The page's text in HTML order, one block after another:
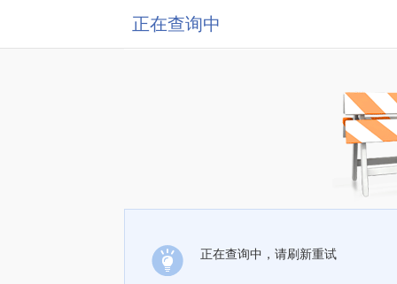
正在查询中
正在查询中，请刷新重试